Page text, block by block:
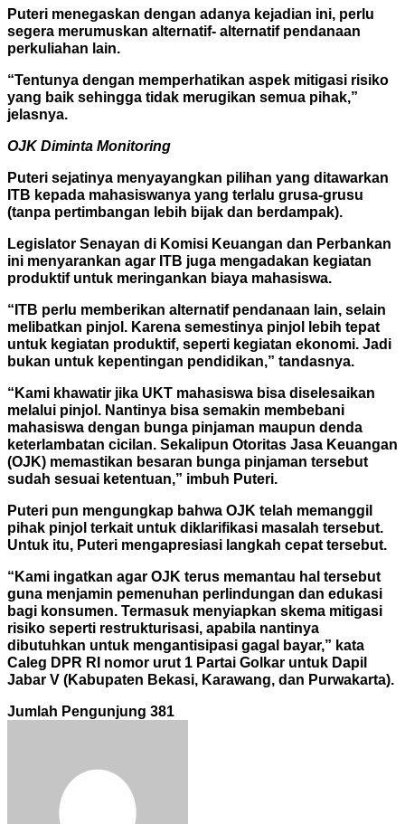
Puteri menegaskan dengan adanya kejadian ini, perlu
segera merumuskan alternatif- alternatif pendanaan
perkuliahan lain.
“Tentunya dengan memperhatikan aspek mitigasi risiko
yang baik sehingga tidak merugikan semua pihak,”
jelasnya.
OJK Diminta Monitoring
Puteri sejatinya menyayangkan pilihan yang ditawarkan
ITB kepada mahasiswanya yang terlalu grusa-grusu
(tanpa pertimbangan lebih bijak dan berdampak).
Legislator Senayan di Komisi Keuangan dan Perbankan
ini menyarankan agar ITB juga mengadakan kegiatan
produktif untuk meringankan biaya mahasiswa.
“ITB perlu memberikan alternatif pendanaan lain, selain
melibatkan pinjol. Karena semestinya pinjol lebih tepat
untuk kegiatan produktif, seperti kegiatan ekonomi. Jadi
bukan untuk kepentingan pendidikan,” tandasnya.
“Kami khawatir jika UKT mahasiswa bisa diselesaikan
melalui pinjol. Nantinya bisa semakin membebani
mahasiswa dengan bunga pinjaman maupun denda
keterlambatan cicilan. Sekalipun Otoritas Jasa Keuangan
(OJK) memastikan besaran bunga pinjaman tersebut
sudah sesuai ketentuan,” imbuh Puteri.
Puteri pun mengungkap bahwa OJK telah memanggil
pihak pinjol terkait untuk diklarifikasi masalah tersebut.
Untuk itu, Puteri mengapresiasi langkah cepat tersebut.
“Kami ingatkan agar OJK terus memantau hal tersebut
guna menjamin pemenuhan perlindungan dan edukasi
bagi konsumen. Termasuk menyiapkan skema mitigasi
risiko seperti restrukturisasi, apabila nantinya
dibutuhkan untuk mengantisipasi gagal bayar,” kata
Caleg DPR RI nomor urut 1 Partai Golkar untuk Dapil
Jabar V (Kabupaten Bekasi, Karawang, dan Purwakarta).
Jumlah Pengunjung 381